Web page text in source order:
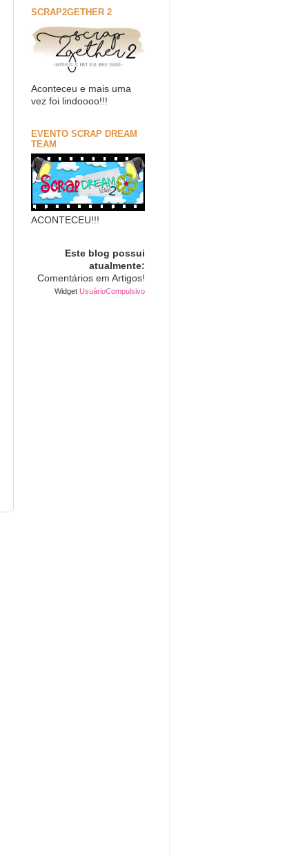
SCRAP2GETHER 2
Aconteceu e mais uma
vez foi lindoooo!!!
EVENTO SCRAP DREAM
TEAM
ACONTECEU!!!
Este blog possui
atualmente:
Comentários em Artigos!
Widget UsuárioCompulsivo